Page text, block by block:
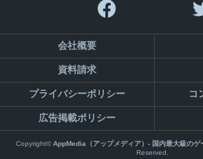
会社概要
資料請求
プライバシーポリシー コ
広告掲載ポリシー
Copyright©AppMedia（アップメディア）- 国内最大級のゲ
Reserved.